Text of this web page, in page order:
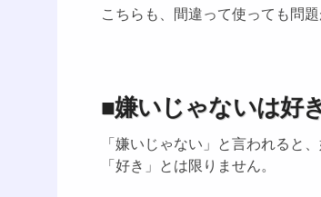
こちらも、間違って使っても問
■嫌いじゃないは好
「嫌いじゃない」と言われると
「好き」とは限りません。